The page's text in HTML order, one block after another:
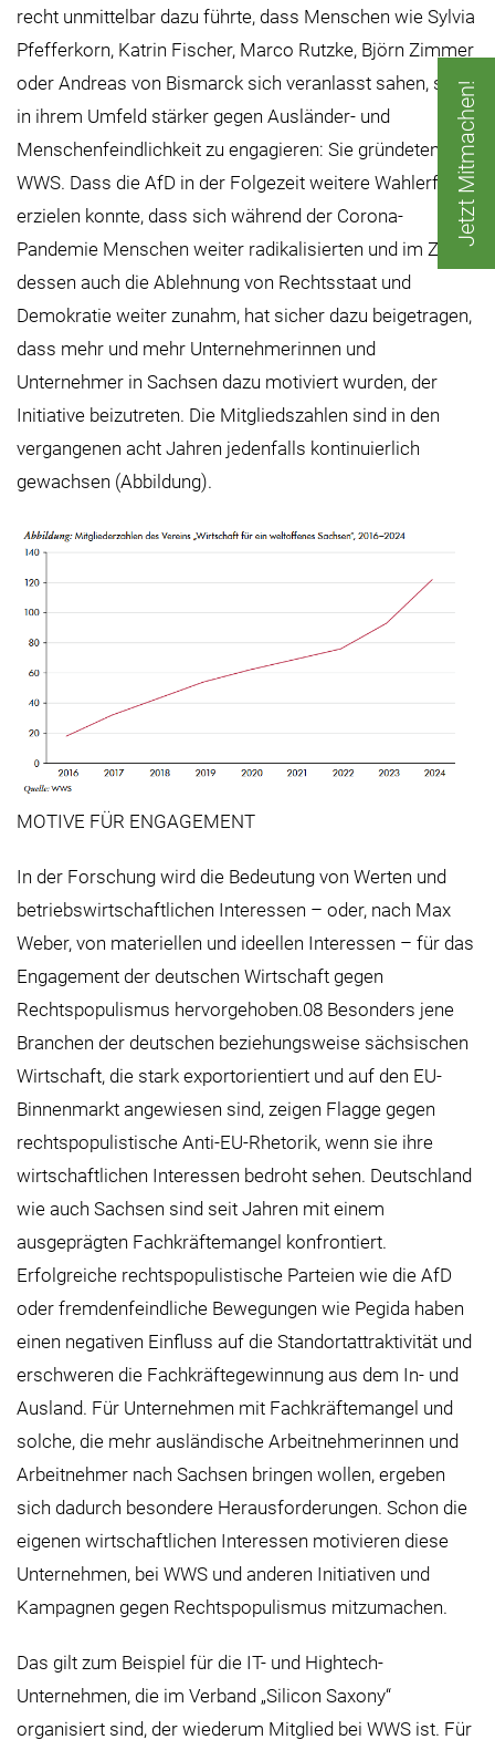
recht unmittelbar dazu führte, dass Menschen wie Sylvia
Pfefferkorn, Katrin Fischer, Marco Rutzke, Björn Zimmer
oder Andreas von Bismarck sich veranlasst sahen, sich
in ihrem Umfeld stärker gegen Ausländer- und
Menschenfeindlichkeit zu engagieren: Sie gründeten
WWS. Dass die AfD in der Folgezeit weitere Wahlerfolge
erzielen konnte, dass sich während der Corona-
Pandemie Menschen weiter radikalisierten und im Zuge
dessen auch die Ablehnung von Rechtsstaat und
Demokratie weiter zunahm, hat sicher dazu beigetragen,
dass mehr und mehr Unternehmerinnen und
Unternehmer in Sachsen dazu motiviert wurden, der
Initiative beizutreten. Die Mitgliedszahlen sind in den
vergangenen acht Jahren jedenfalls kontinuierlich
gewachsen (Abbildung).
MOTIVE FÜR ENGAGEMENT
In der Forschung wird die Bedeutung von Werten und
betriebswirtschaftlichen Interessen – oder, nach Max
Weber, von materiellen und ideellen Interessen – für das
Engagement der deutschen Wirtschaft gegen
Rechtspopulismus hervorgehoben.08 Besonders jene
Branchen der deutschen beziehungsweise sächsischen
Wirtschaft, die stark exportorientiert und auf den EU-
Binnenmarkt angewiesen sind, zeigen Flagge gegen
rechtspopulistische Anti-EU-Rhetorik, wenn sie ihre
wirtschaftlichen Interessen bedroht sehen. Deutschland
wie auch Sachsen sind seit Jahren mit einem
ausgeprägten Fachkräftemangel konfrontiert.
Erfolgreiche rechtspopulistische Parteien wie die AfD
oder fremdenfeindliche Bewegungen wie Pegida haben
einen negativen Einfluss auf die Standortattraktivität und
erschweren die Fachkräftegewinnung aus dem In- und
Ausland. Für Unternehmen mit Fachkräftemangel und
solche, die mehr ausländische Arbeitnehmerinnen und
Arbeitnehmer nach Sachsen bringen wollen, ergeben
sich dadurch besondere Herausforderungen. Schon die
eigenen wirtschaftlichen Interessen motivieren diese
Unternehmen, bei WWS und anderen Initiativen und
Kampagnen gegen Rechtspopulismus mitzumachen.
Das gilt zum Beispiel für die IT- und Hightech-
Unternehmen, die im Verband „Silicon Saxony“
organisiert sind, der wiederum Mitglied bei WWS ist. Für
Jetzt Mitmachen!